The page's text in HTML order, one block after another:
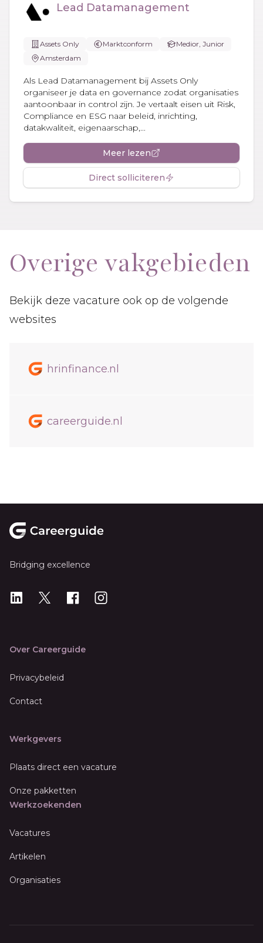
Lead Datamanagement
Assets Only Marktconform
Medior, Junior
Amsterdam
Als Lead Datamanagement bij Assets Only
organiseer je data en governance zodat organisaties
aantoonbaar in control zijn. Je vertaalt eisen uit Risk,
Compliance en ESG naar beleid, inrichting,
datakwaliteit, eigenaarschap,...
Meer lezen
Direct solliciteren
Overige vakgebieden
Bekijk deze vacature ook op de volgende
websites
hrinfinance.nl
careerguide.nl
Bridging excellence
LinkedIn
X Instagram
Over Careerguide
Privacybeleid
Contact
Werkgevers
Plaats direct een vacature
Onze pakketten
Werkzoekenden
Vacatures
Artikelen
Organisaties